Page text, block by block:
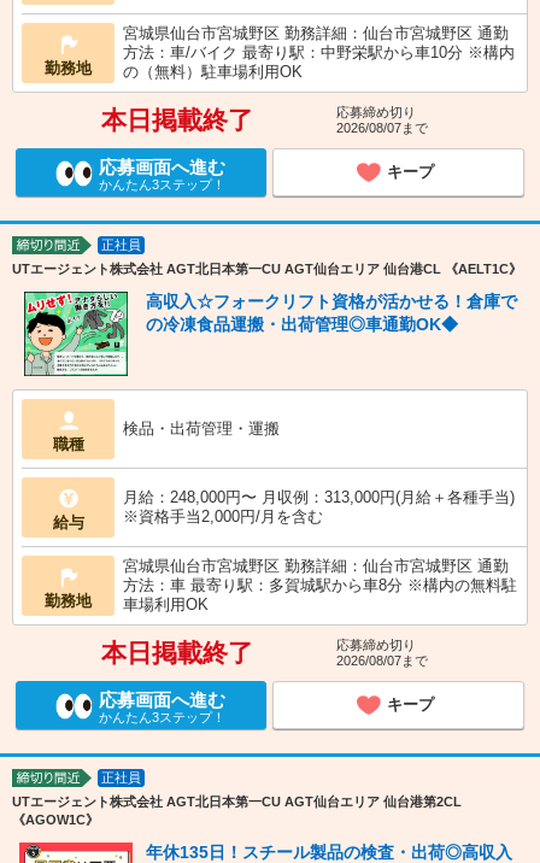
勤務地
宮城県仙台市宮城野区 勤務詳細：仙台市宮城野区 通勤
方法：車/バイク 最寄り駅：中野栄駅から車10分 ※構内
の（無料）駐車場利用OK
本日掲載終了
応募締め切り
2026/08/07まで
応募画面へ進む
かんたん3ステップ！
キープ
締切り間近
正社員
UTエージェント株式会社 AGT北日本第一CU AGT仙台エリア 仙台港CL 《AELT1C》
高収入☆フォークリフト資格が活かせる！倉庫で
の冷凍食品運搬・出荷管理◎車通勤OK◆
職種
検品・出荷管理・運搬
給与
月給：248,000円〜 月収例：313,000円(月給＋各種手当)
※資格手当2,000円/月を含む
勤務地
宮城県仙台市宮城野区 勤務詳細：仙台市宮城野区 通勤
方法：車 最寄り駅：多賀城駅から車8分 ※構内の無料駐
車場利用OK
本日掲載終了
応募締め切り
2026/08/07まで
応募画面へ進む
かんたん3ステップ！
キープ
締切り間近
正社員
UTエージェント株式会社 AGT北日本第一CU AGT仙台エリア 仙台港第2CL
《AGOW1C》
年休135日！スチール製品の検査・出荷◎高収入